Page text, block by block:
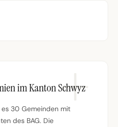
im Kanton Schwyz
30 Gemeinden mit
des BAG. Die